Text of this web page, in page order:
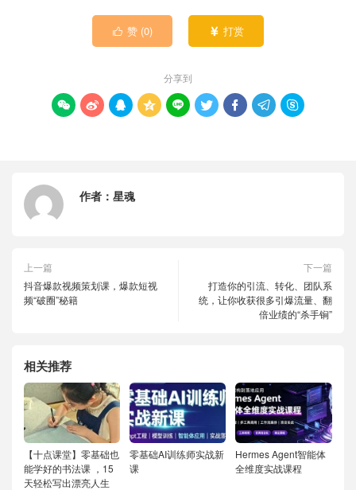
 赞 (0)  打赏
分享到
        
作者： 星魂
上一篇
抖音爆款视频策划课，爆款短视
频“破圈”秘籍
下一篇
打造你的引流、转化、团队系
统，让你收获很多引爆流量、翻
倍业绩的“杀手锏”
相关推荐
【十点课堂】零基础也
能学好的书法课 ，15
天轻松写出漂亮人生
零基础AI训练师实战新
课
Hermes Agent智能体
全维度实战课程